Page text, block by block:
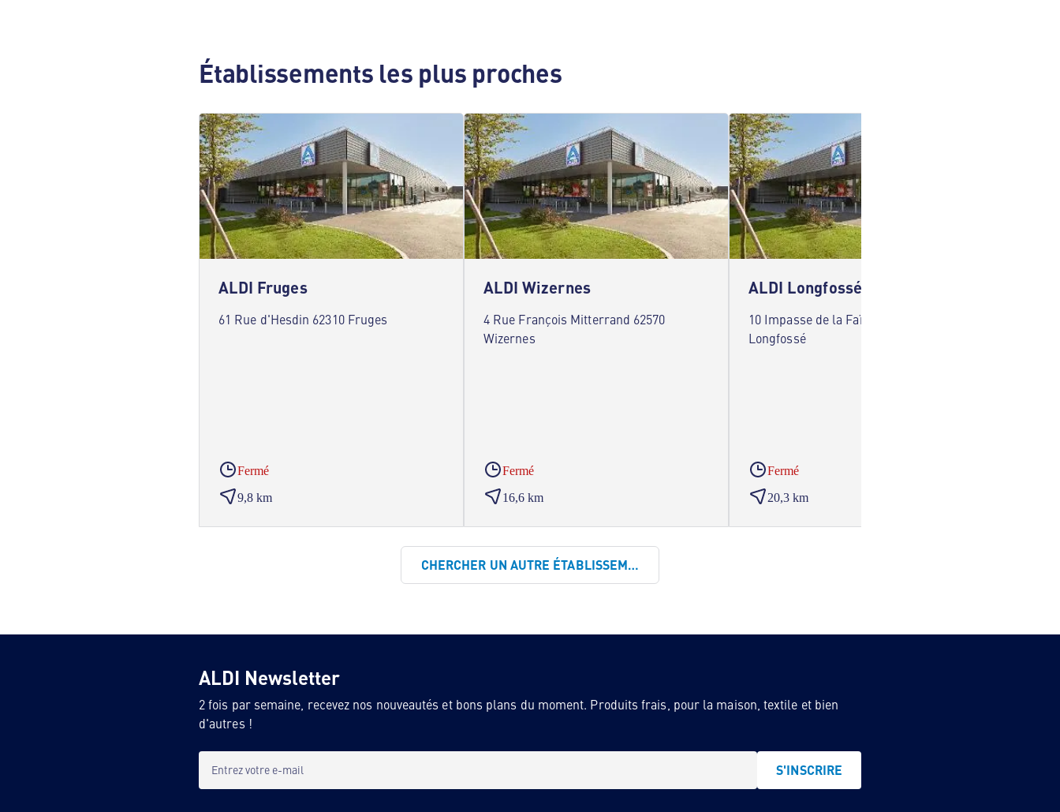
Établissements les plus proches
ALDI Fruges
61 Rue d'Hesdin 62310 Fruges
Fermé
9,8 km
ALDI Wizernes
4 Rue François Mitterrand 62570
Wizernes
Fermé
16,6 km
ALDI Longfossé
10 Impasse de la Faïencerie 62240
Longfossé
Fermé
20,3 km
CHERCHER UN AUTRE ÉTABLISSEMENT
ALDI Newsletter
2 fois par semaine, recevez nos nouveautés et bons plans du moment. Produits frais, pour la maison, textile et bien
d'autres !
Entrez votre e-mail S'INSCRIRE